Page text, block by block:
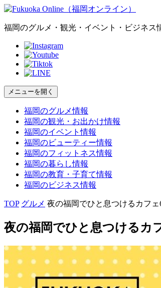
福岡のグルメ・観光・イベント・ビジネス
メニューを開く
福岡のグルメ情報
福岡の観光・お出かけ情報
福岡のイベント情報
福岡のビューティー情報
福岡のフィットネス情報
福岡の暮らし情報
福岡の教育・子育て情報
福岡のビジネス情報
TOP グルメ 夜の福岡でひと息つけるカフ
夜の福岡でひと息つけるカ